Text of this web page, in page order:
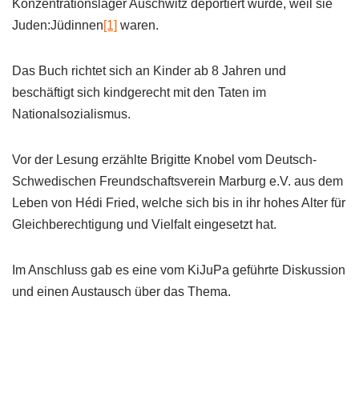
Konzentrationslager Auschwitz deportiert wurde, weil sie
Juden:Jüdinnen[1] waren.
Das Buch richtet sich an Kinder ab 8 Jahren und
beschäftigt sich kindgerecht mit den Taten im
Nationalsozialismus.
Vor der Lesung erzählte Brigitte Knobel vom Deutsch-
Schwedischen Freundschaftsverein Marburg e.V. aus dem
Leben von Hédi Fried, welche sich bis in ihr hohes Alter für
Gleichberechtigung und Vielfalt eingesetzt hat.
Im Anschluss gab es eine vom KiJuPa geführte Diskussion
und einen Austausch über das Thema.